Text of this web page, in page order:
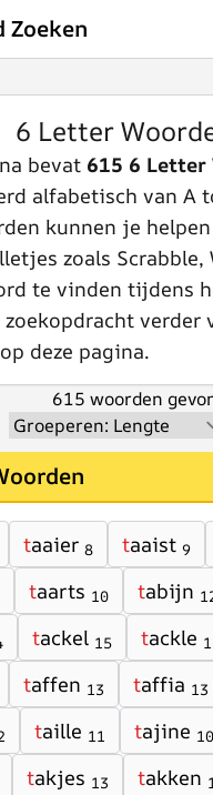
Zoeken
6 Letter
bevat 615 6
alfabetisch van A
kunnen je
zoals
te vinden tijdens
deze pagina.
615 woorden
taaier 8 taaist 9
taarts 10 tabijn
tackel 15 tackle
taffen 13 taffia 13
taille 11 tajine 10
takjes 13 takken